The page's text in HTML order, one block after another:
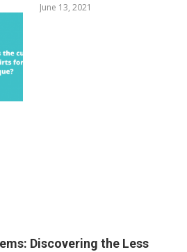
June 13, 2021
Discovering the Less